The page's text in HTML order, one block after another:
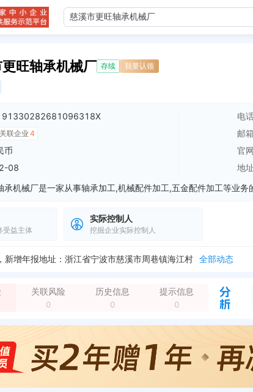
旺轴承机械厂 存续 我要认领
91330282681096318X
关联企业 4
币
08
电
邮
官
地
受益主体
实际控制人
挖掘企业实际控制人
新增年报地址：浙江省宁波市慈溪市周巷镇海江村 全部动态
关联风险
0
历史信息
0
提示信息
0